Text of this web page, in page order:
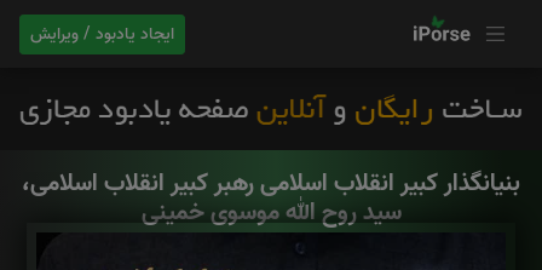
ایجاد یادبود / ویرایش
بنیانگذار کبیر انقلاب اسلامی رهبر کبیر انقلاب اسلامی،
سید روح الله موسوی خمینی